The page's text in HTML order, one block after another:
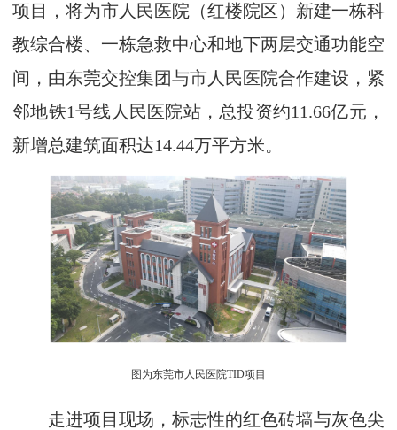
项目，将为市人民医院（红楼院区）新建一栋科
教综合楼、一栋急救中心和地下两层交通功能空
间，由东莞交控集团与市人民医院合作建设，紧
邻地铁1号线人民医院站，总投资约11.66亿元，
新增总建筑面积达14.44万平方米。
图为东莞市人民医院TID项目
走进项目现场，标志性的红色砖墙与灰色尖